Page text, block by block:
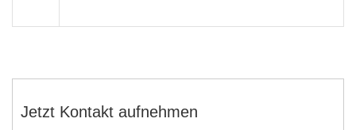
Jetzt Kontakt aufnehmen